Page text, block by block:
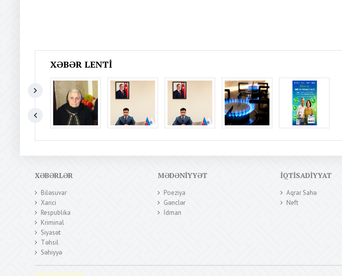
XƏBƏR LENTI
XƏBƏRLƏR
Biləsuvar
Xarici
Respublika
Kriminal
Siyasət
Təhsil
Səhiyyə
MƏDƏNIYYƏT
Poeziya
Gənclər
İdman
İQTISADIYYAT
Aqrar Sahə
Neft